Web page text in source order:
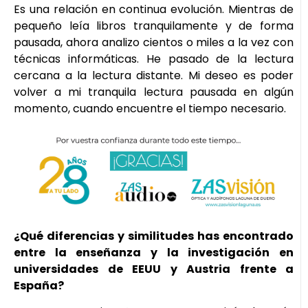
Es una relación en continua evolución. Mientras de
pequeño leía libros tranquilamente y de forma
pausada, ahora analizo cientos o miles a la vez con
técnicas informáticas. He pasado de la lectura
cercana a la lectura distante. Mi deseo es poder
volver a mi tranquila lectura pausada en algún
momento, cuando encuentre el tiempo necesario.
¿Qué diferencias y similitudes has encontrado
entre la enseñanza y la investigación en
universidades de EEUU y Austria frente a
España?